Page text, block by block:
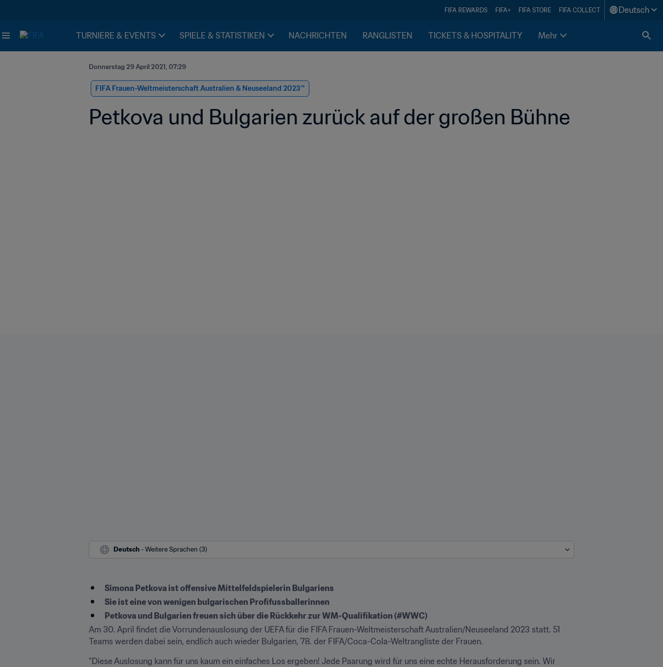
FIFA REWARDS FIFA+ FIFA STORE FIFA COLLECT Deutsch
TURNIERE & EVENTS SPIELE & STATISTIKEN NACHRICHTEN RANGLISTEN TICKETS & HOSPITALITY Mehr
Donnerstag 29 April 2021, 07:29
FIFA Frauen-Weltmeisterschaft Australien & Neuseeland 2023™
Petkova und Bulgarien zurück auf der großen Bühne
Deutsch - Weitere Sprachen (3)
Simona Petkova ist offensive Mittelfeldspielerin Bulgariens
Sie ist eine von wenigen bulgarischen Profifussballerinnen
Petkova und Bulgarien freuen sich über die Rückkehr zur WM-Qualifikation (#WWC)
Am 30. April findet die Vorrundenauslosung der UEFA für die FIFA Frauen-Weltmeisterschaft Australien/Neuseeland 2023 statt. 51
Teams werden dabei sein, endlich auch wieder Bulgarien, 78. der FIFA/Coca-Cola-Weltrangliste der Frauen.
"Diese Auslosung kann für uns kaum ein einfaches Los ergeben! Jede Paarung wird für uns eine echte Herausforderung sein. Wir